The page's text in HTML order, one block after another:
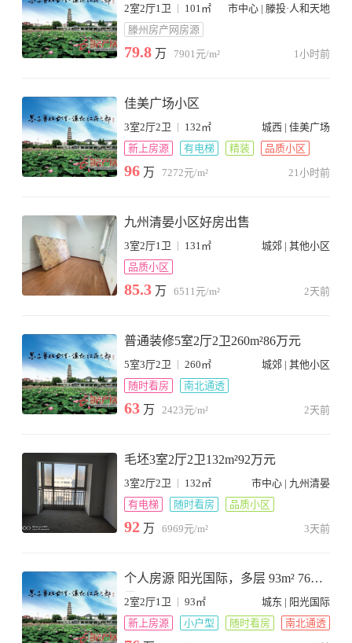
2室2厅1卫 | 101㎡
市中心 | 滕投·人和天地
滕州房产网房源
79.8 万 7901元/m² 1小时前
佳美广场小区
3室2厅2卫 | 132㎡
城西 | 佳美广场
新上房源
有电梯 精装 品质小区
96 万 7272元/m² 21小时前
九州清晏小区好房出售
3室2厅1卫 | 131㎡
城郊 | 其他小区
品质小区
85.3 万 6511元/m² 2天前
普通装修5室2厅2卫260m²86万元
5室3厅2卫 | 260㎡
城郊 | 其他小区
随时看房
南北通透
63 万 2423元/m² 2天前
毛坯3室2厅2卫132m²92万元
3室2厅2卫 | 132㎡
市中心 | 九州清晏
有电梯
随时看房 品质小区
92 万 6969元/m² 3天前
个人房源 阳光国际，多层 93m² 76万
元
2室2厅1卫 | 93㎡
城东 | 阳光国际
新上房源
小户型 随时看房 南北通透